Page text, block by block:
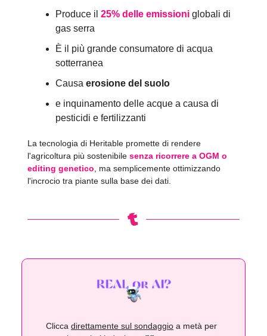
Produce il 25% delle emissioni globali di
gas serra
È il più grande consumatore di acqua
sotterranea
Causa erosione del suolo
e inquinamento delle acque a causa di
pesticidi e fertilizzanti
La tecnologia di Heritable promette di rendere
l'agricoltura più sostenibile senza ricorrere a OGM o
editing genetico , ma semplicemente ottimizzando
l'incrocio tra piante sulla base dei dati.
Clicca direttamente sul sondaggio a metà per